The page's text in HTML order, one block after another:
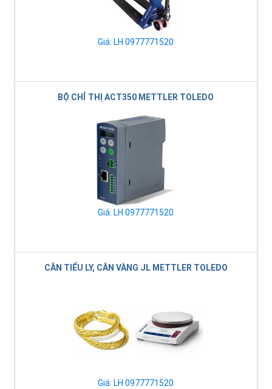
Giá: LH 0977771520
BỘ CHỈ THỊ ACT350 METTLER TOLEDO
Giá: LH 0977771520
CÂN TIỂU LY, CÂN VÀNG JL METTLER TOLEDO
Giá: LH 0977771520